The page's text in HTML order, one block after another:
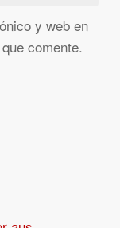
y web en
comente.